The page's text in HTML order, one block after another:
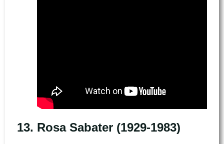
13. Rosa Sabater (1929-1983)